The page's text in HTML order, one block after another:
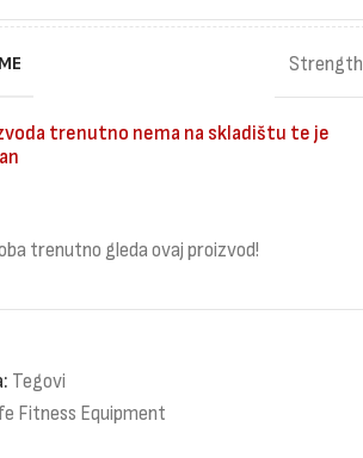
Strength
trenutno nema na skladištu te je
trenutno gleda ovaj proizvod!
Tegovi
Fitness Equipment